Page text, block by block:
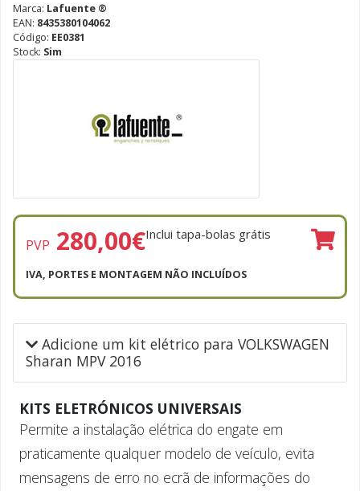
Marca: Lafuente ®
EAN: 8435380104062
Código: EE0381
Stock: Sim
PVP 280,00€Inclui tapa-bolas grátis
IVA, PORTES E MONTAGEM NÃO INCLUÍDOS
Adicione um kit elétrico para VOLKSWAGEN
Sharan MPV 2016
KITS ELETRÓNICOS UNIVERSAIS
Permite a instalação elétrica do engate em
praticamente qualquer modelo de veículo, evita
mensagens de erro no ecrã de informações do